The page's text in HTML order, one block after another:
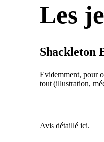
Les
Shackleton
Evidemment, pour
tout (illustration,
Avis détaillé ici.